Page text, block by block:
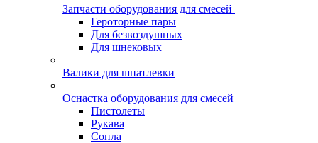
Запчасти оборудования для смесей
Героторные пары
Для безвоздушных
Для шнековых
Валики для шпатлевки
Оснастка оборудования для смесей
Пистолеты
Рукава
Сопла